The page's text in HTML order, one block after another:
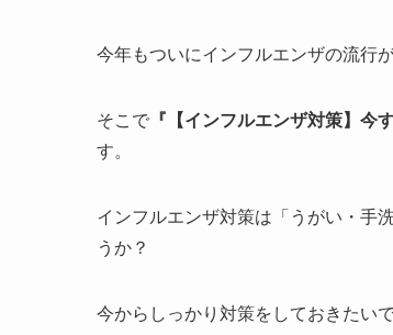
今年もついにインフルエンザの流行
そこで 『【インフルエンザ対策】今
す。
インフルエンザ対策は「うがい・手
うか？
今からしっかり対策をしておきたい